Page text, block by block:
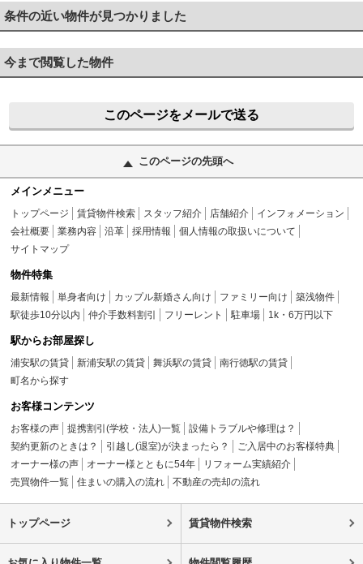
条件の近い物件が見つかりました
今まで閲覧した物件
このページをメールで送る
このページの先頭へ
メインメニュー
トップページ 賃貸物件検索 スタッフ紹介 店舗紹介
インフォメーション
会社概要
業務内容 沿革 採用情報
個人情報の取扱いについて
サイトマップ
物件特集
最新情報 単身者向け カップル新婚さん向け ファミリー向け
築浅物件
駅徒歩10分以内
仲介手数料割引 フリーレント 駐車場 1k・6万円以下
駅からお部屋探し
浦安駅の賃貸 新浦安駅の賃貸 舞浜駅の賃貸
南行徳駅の賃貸
町名から探す
お客様コンテンツ
お客様の声 提携割引(学校・法人)一覧
設備トラブルや修理は？
契約更新のときは？
引越し(退室)が決まったら？
ご入居中のお客様特典
オーナー様の声
オーナー様とともに54年
リフォーム実績紹介
売買物件一覧
住まいの購入の流れ 不動産の売却の流れ
トップページ 賃貸物件検索